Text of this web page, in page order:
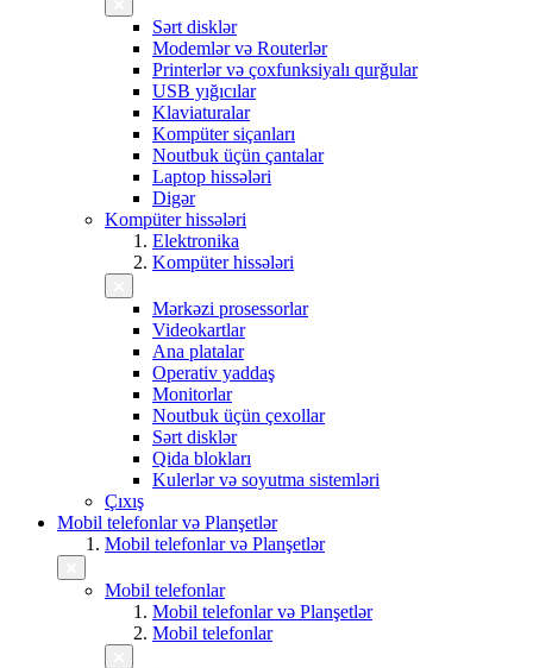
Sərt disklər
Modemlər və Routerlər
Printerlər və çoxfunksiyalı qurğular
USB yığıcılar
Klaviaturalar
Kompüter siçanları
Noutbuk üçün çantalar
Laptop hissələri
Digər
Kompüter hissələri
Elektronika
Kompüter hissələri
Mərkəzi prosessorlar
Videokartlar
Ana platalar
Operativ yaddaş
Monitorlar
Noutbuk üçün çexollar
Sərt disklər
Qida blokları
Kulerlər və soyutma sistemləri
Çıxış
Mobil telefonlar və Planşetlər
Mobil telefonlar və Planşetlər
Mobil telefonlar
Mobil telefonlar və Planşetlər
Mobil telefonlar